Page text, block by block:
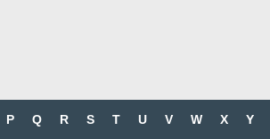
P Q R S T U V W X Y